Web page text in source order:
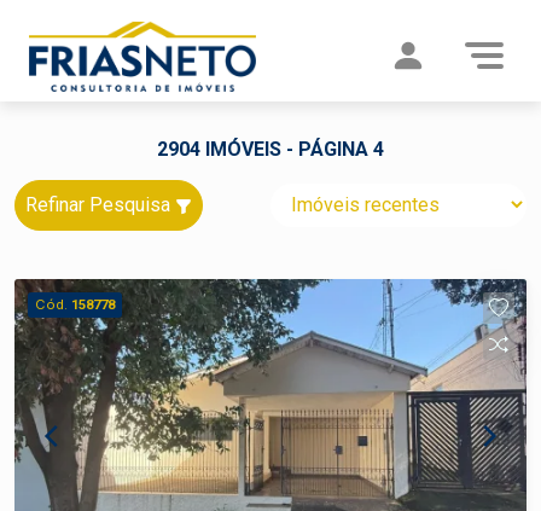
2904 IMÓVEIS - PÁGINA 4
Refinar Pesquisa
Cód. 158778